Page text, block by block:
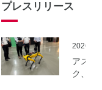
プレスリリース
アスラ
ク、